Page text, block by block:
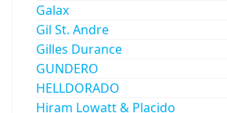
Galax
Gil St. Andre
Gilles Durance
GUNDERO
HELLDORADO
Hiram Lowatt & Placido